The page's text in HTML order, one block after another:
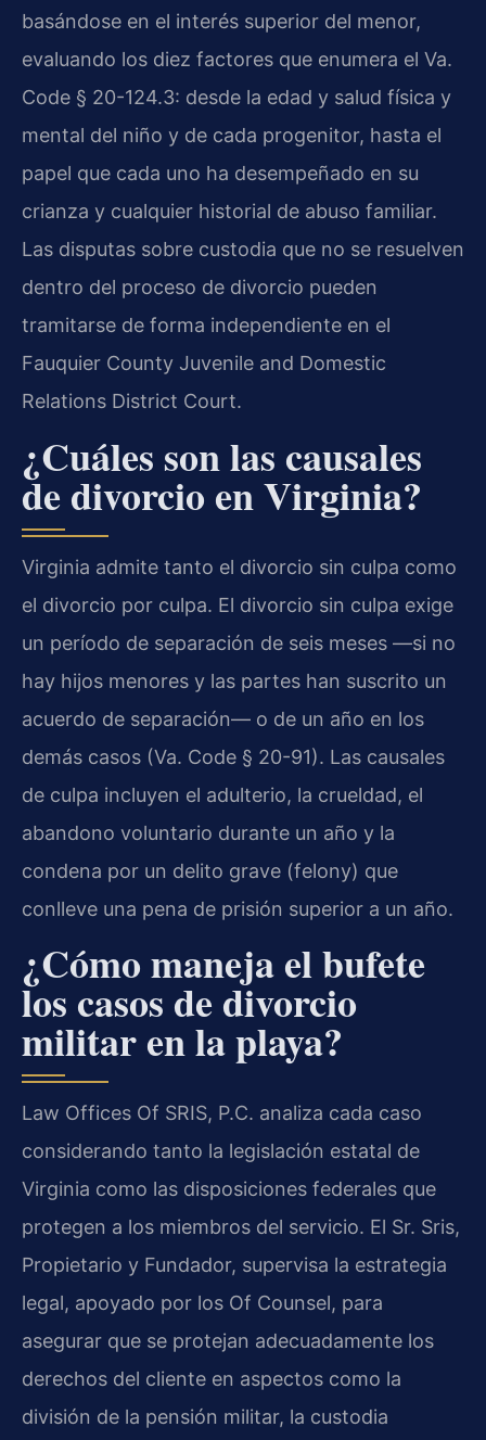
basándose en el interés superior del menor,
evaluando los diez factores que enumera el Va.
Code § 20-124.3: desde la edad y salud física y
mental del niño y de cada progenitor, hasta el
papel que cada uno ha desempeñado en su
crianza y cualquier historial de abuso familiar.
Las disputas sobre custodia que no se resuelven
dentro del proceso de divorcio pueden
tramitarse de forma independiente en el
Fauquier County Juvenile and Domestic
Relations District Court.
¿Cuáles son las causales
de divorcio en Virginia?
Virginia admite tanto el divorcio sin culpa como
el divorcio por culpa. El divorcio sin culpa exige
un período de separación de seis meses —si no
hay hijos menores y las partes han suscrito un
acuerdo de separación— o de un año en los
demás casos (Va. Code § 20-91). Las causales
de culpa incluyen el adulterio, la crueldad, el
abandono voluntario durante un año y la
condena por un delito grave (felony) que
conlleve una pena de prisión superior a un año.
¿Cómo maneja el bufete
los casos de divorcio
militar en la playa?
Law Offices Of SRIS, P.C. analiza cada caso
considerando tanto la legislación estatal de
Virginia como las disposiciones federales que
protegen a los miembros del servicio. El Sr. Sris,
Propietario y Fundador, supervisa la estrategia
legal, apoyado por los Of Counsel, para
asegurar que se protejan adecuadamente los
derechos del cliente en aspectos como la
división de la pensión militar, la custodia